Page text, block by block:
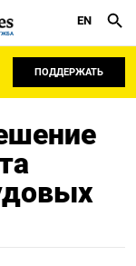
EN
ПОДДЕРЖАТЬ